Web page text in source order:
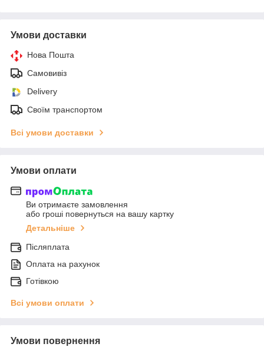
Умови доставки
Нова Пошта
Самовивіз
Delivery
Своїм транспортом
Всі умови доставки
Умови оплати
Ви отримаєте замовлення
або гроші повернуться на вашу картку
Детальніше
Післяплата
Оплата на рахунок
Готівкою
Всі умови оплати
Умови повернення